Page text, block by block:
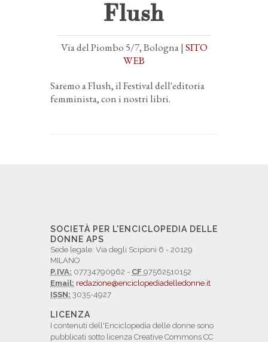
Flush
Via del Piombo 5/7, Bologna | SITO
WEB
Saremo a Flush, il Festival dell'editoria
femminista, con i nostri libri.
SOCIETÀ PER L'ENCICLOPEDIA DELLE
DONNE APS
Sede legale: Via degli Scipioni 6 - 20129
MILANO
P.IVA: 07734790962 - CF 97562510152
Email: redazione@enciclopediadelledonne.it
ISSN: 3035-4927
LICENZA
I contenuti dell'Enciclopedia delle donne sono
pubblicati sotto licenza Creative Commons CC